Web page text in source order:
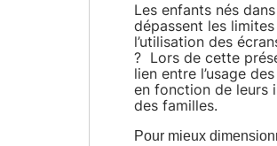
Les enfants nés
dépassent les
l’utilisation des
? Lors de cette
lien entre l’usage
en fonction de leurs
des familles.
Pour mieux